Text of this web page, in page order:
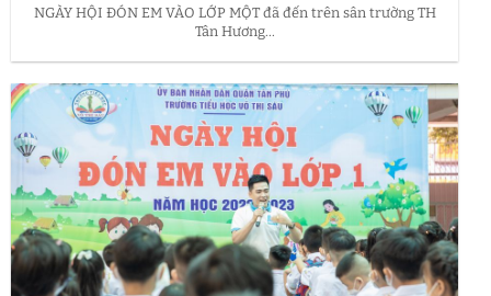
NGÀY HỘI ĐÓN EM VÀO LỚP MỘT đã đến trên sân trường TH
Tân Hương...